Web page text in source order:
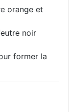
orange et
noir
former la